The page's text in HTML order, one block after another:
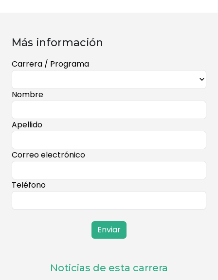
Más información
Carrera / Programa
Nombre
Apellido
Correo electrónico
Teléfono
Enviar
Noticias de esta carrera